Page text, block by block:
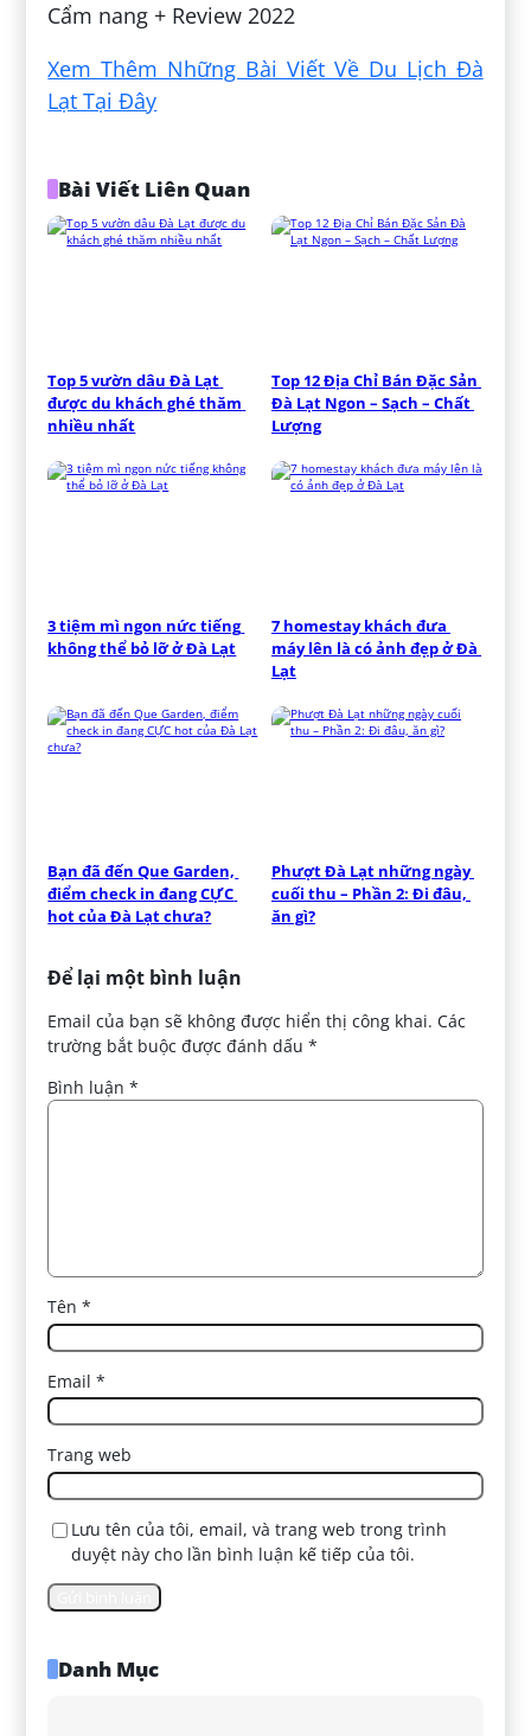
Cẩm nang + Review 2022
Xem Thêm Những Bài Viết Về Du Lịch Đà
Lạt Tại Đây
Bài Viết Liên Quan
Top 5 vườn dâu Đà Lạt
được du khách ghé thăm
nhiều nhất
Top 12 Địa Chỉ Bán Đặc Sản
Đà Lạt Ngon – Sạch – Chất
Lượng
3 tiệm mì ngon nức tiếng
không thể bỏ lỡ ở Đà Lạt
7 homestay khách đưa
máy lên là có ảnh đẹp ở Đà
Lạt
Bạn đã đến Que Garden,
điểm check in đang CỰC
hot của Đà Lạt chưa?
Phượt Đà Lạt những ngày
cuối thu – Phần 2: Đi đâu,
ăn gì?
Để lại một bình luận
Email của bạn sẽ không được hiển thị công khai. Các
trường bắt buộc được đánh dấu*
Bình luận*
Tên*
Email*
Trang web
Lưu tên của tôi, email, và trang web trong trình
duyệt này cho lần bình luận kế tiếp của tôi.
Danh Mục